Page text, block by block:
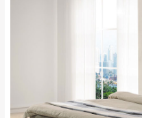
＊
新北
苗栗至基隆；其
地型限制(山區
法搬運上樓等因